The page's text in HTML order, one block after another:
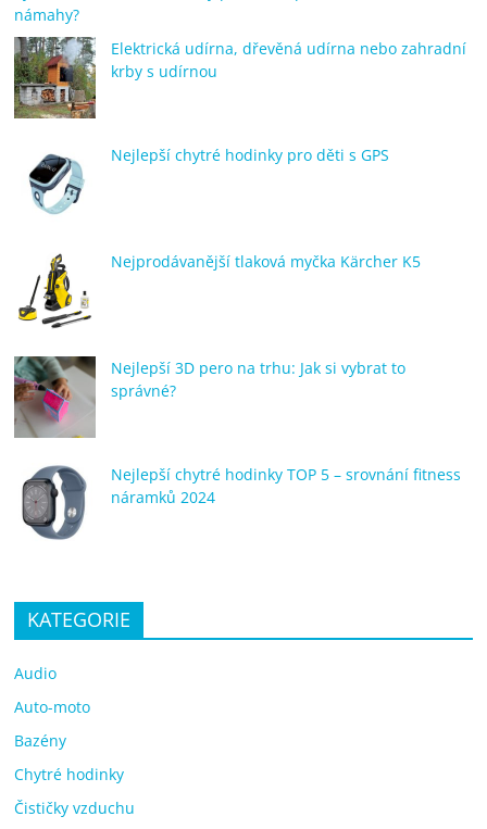
námahy?
Elektrická udírna, dřevěná udírna nebo zahradní
krby s udírnou
Nejlepší chytré hodinky pro děti s GPS
Nejprodávanější tlaková myčka Kärcher K5
Nejlepší 3D pero na trhu: Jak si vybrat to
správné?
Nejlepší chytré hodinky TOP 5 – srovnání fitness
náramků 2024
KATEGORIE
Audio
Auto-moto
Bazény
Chytré hodinky
Čističky vzduchu